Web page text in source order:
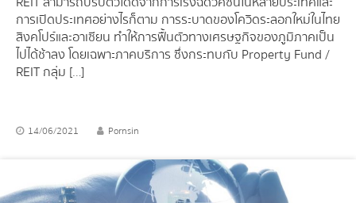
การเปิดประเทศอย่างไรก็ตาม การระบาดของโควิดระลอกใหม่ในไทย
สิงคโปร์และอาเซียน ทำให้การฟื้นตัวทางเศรษฐกิจของภูมิภาคเป็น
ไปได้ช้าลง โดยเฉพาะภาคบริการ ซึ่งกระทบกับ Property Fund /
REIT กลุ่ม […]
14/06/2021 Pornsin